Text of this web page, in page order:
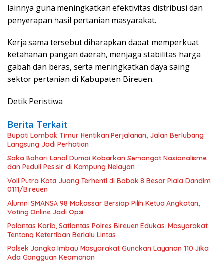
lainnya guna meningkatkan efektivitas distribusi dan
penyerapan hasil pertanian masyarakat.
Kerja sama tersebut diharapkan dapat memperkuat
ketahanan pangan daerah, menjaga stabilitas harga
gabah dan beras, serta meningkatkan daya saing
sektor pertanian di Kabupaten Bireuen.
Detik Peristiwa
Berita Terkait
Bupati Lombok Timur Hentikan Perjalanan, Jalan Berlubang
Langsung Jadi Perhatian
Saka Bahari Lanal Dumai Kobarkan Semangat Nasionalisme
dan Peduli Pesisir di Kampung Nelayan
Voli Putra Kota Juang Terhenti di Babak 8 Besar Piala Dandim
0111/Bireuen
Alumni SMANSA 98 Makassar Bersiap Pilih Ketua Angkatan,
Voting Online Jadi Opsi
Polantas Karib, Satlantas Polres Bireuen Edukasi Masyarakat
Tentang Ketertiban Berlalu Lintas
Polsek Jangka Imbau Masyarakat Gunakan Layanan 110 Jika
Ada Gangguan Keamanan